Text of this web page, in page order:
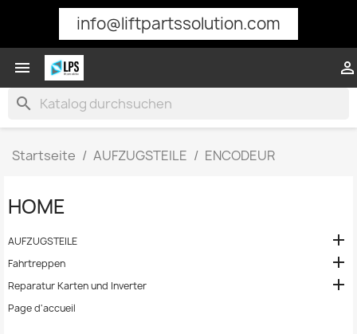
info@liftpartssolution.com


search
Startseite AUFZUGSTEILE ENCODEUR
HOME
AUFZUGSTEILE 
Fahrtreppen 
Reparatur Karten und Inverter 
Page d'accueil